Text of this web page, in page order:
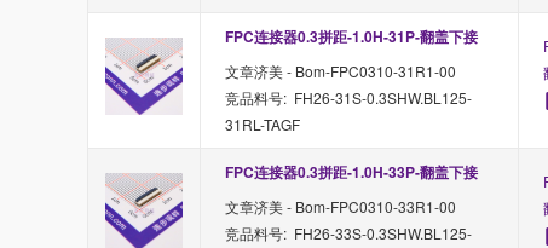
FPC连接器0.3拼距-1.0H-31P-翻盖下接
文章济美 - Bom-FPC0310-31R1-00
竞品料号: FH26-31S-0.3SHW.BL125-
31RL-TAGF
FPC连接器0.3拼距-1.0H-33P-翻盖下接
文章济美 - Bom-FPC0310-33R1-00
竞品料号: FH26-33S-0.3SHW.BL125-